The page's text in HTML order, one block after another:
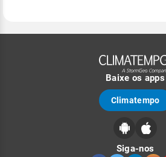
Baixe os apps
Climatempo
Siga-nos